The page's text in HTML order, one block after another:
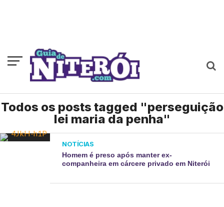
Todos os posts tagged "perseguição
lei maria da penha"
NOTÍCIAS
Homem é preso após manter ex-
companheira em cárcere privado em Niterói